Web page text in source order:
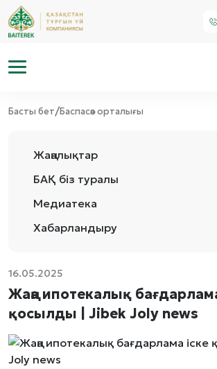
Басты бет/Баспасөз орталығы
Жаңалықтар
БАҚ біз туралы
Медиатека
Хабарландыру
16.05.2025
Жаңа ипотекалық
қосылды | Jibek Joly news